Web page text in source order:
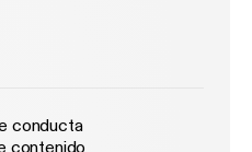
conducta
contenido